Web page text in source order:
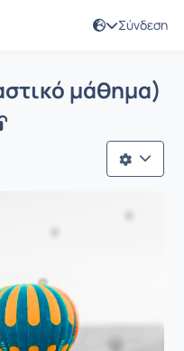
Σύνδεση
(δοκιμαστικό
μάθημα)